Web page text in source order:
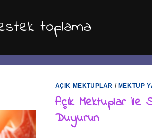
toplama
AÇIK MEKTUPLAR / MEKTUP
Açık Mektuplar ile
Duyurun